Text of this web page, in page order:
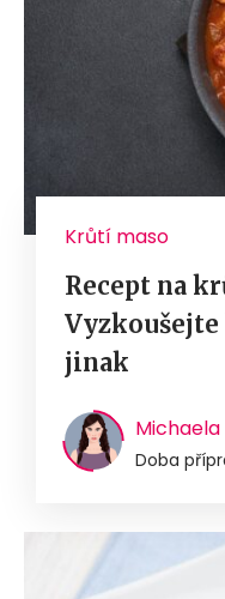
Krůtí maso
Recept na
jinak
Doba